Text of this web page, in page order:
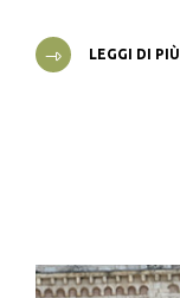
LEGGI DI PIÙ